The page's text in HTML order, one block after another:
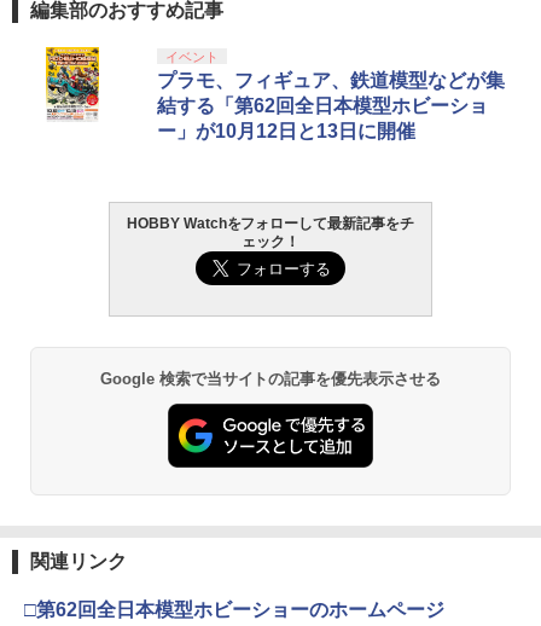
編集部のおすすめ記事
イベント
プラモ、フィギュア、鉄道模型などが集
結する「第62回全日本模型ホビーショ
ー」が10月12日と13日に開催
HOBBY Watchをフォローして最新記事をチ
ェック！
Google 検索で当サイトの記事を優先表示させる
関連リンク
□第62回全日本模型ホビーショーのホームページ